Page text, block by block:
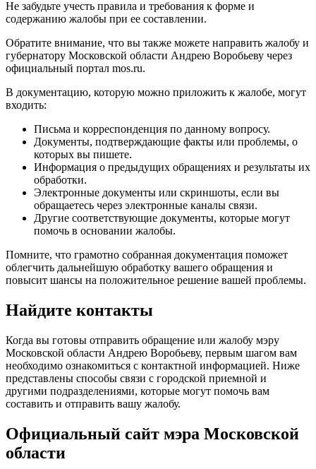
Не забудьте учесть правила и требования к форме и
содержанию жалобы при ее составлении.
Обратите внимание, что вы также можете направить жалобу и
губернатору Московской области Андрею Воробьеву через
официальный портал mos.ru.
В документацию, которую можно приложить к жалобе, могут
входить:
Письма и корреспонденция по данному вопросу.
Документы, подтверждающие факты или проблемы, о
которых вы пишете.
Информация о предыдущих обращениях и результаты их
обработки.
Электронные документы или скриншоты, если вы
обращаетесь через электронные каналы связи.
Другие соответствующие документы, которые могут
помочь в основании жалобы.
Помните, что грамотно собранная документация поможет
облегчить дальнейшую обработку вашего обращения и
повысит шансы на положительное решение вашей проблемы.
Найдите контакты
Когда вы готовы отправить обращение или жалобу мэру
Московской области Андрею Воробьеву, первым шагом вам
необходимо ознакомиться с контактной информацией. Ниже
представлены способы связи с городской приемной и
другими подразделениями, которые могут помочь вам
составить и отправить вашу жалобу.
Официальный сайт мэра Московской
области